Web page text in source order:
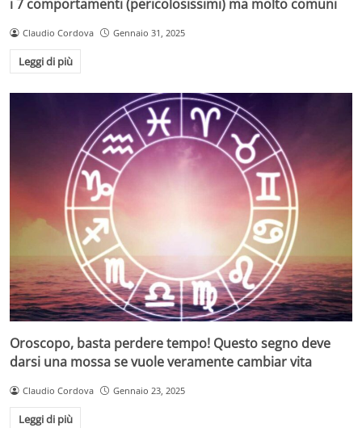
i 7 comportamenti (pericolosissimi) ma molto comuni
Claudio Cordova Gennaio 31, 2025
Leggi di più
Oroscopo, basta perdere tempo! Questo segno deve
darsi una mossa se vuole veramente cambiar vita
Claudio Cordova Gennaio 23, 2025
Leggi di più